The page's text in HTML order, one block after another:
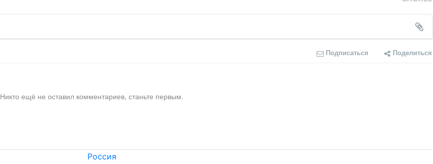
Подписаться Поделиться
Никто ещё не оставил комментариев, станьте первым.
Россия